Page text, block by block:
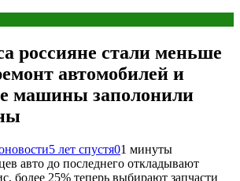
россияне стали меньше
автомобилей и
машины заполонили
5 лет спустя01 минуты
авто до последнего откладывают
более 25% теперь выбирают запчасти